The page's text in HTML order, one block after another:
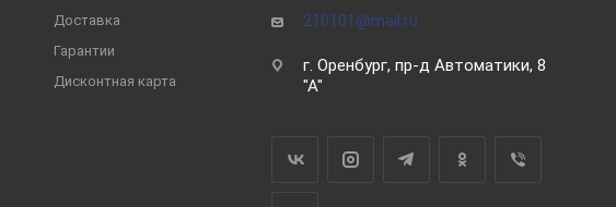
Доставка
Гарантии
Дисконтная карта
210101@mail.ru
г. Оренбург, пр-д Автоматики, 8
"А"